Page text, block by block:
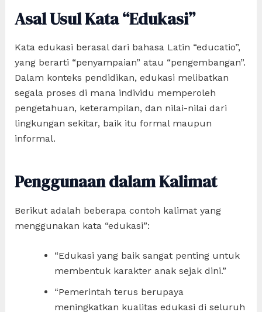
Asal Usul Kata “Edukasi”
Kata edukasi berasal dari bahasa Latin “educatio”,
yang berarti “penyampaian” atau “pengembangan”.
Dalam konteks pendidikan, edukasi melibatkan
segala proses di mana individu memperoleh
pengetahuan, keterampilan, dan nilai-nilai dari
lingkungan sekitar, baik itu formal maupun
informal.
Penggunaan dalam Kalimat
Berikut adalah beberapa contoh kalimat yang
menggunakan kata “edukasi”:
“Edukasi yang baik sangat penting untuk
membentuk karakter anak sejak dini.”
“Pemerintah terus berupaya
meningkatkan kualitas edukasi di seluruh